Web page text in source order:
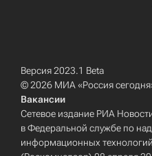
Версия 2023.1 Beta
© 2026 МИА «Россия
Вакансии
Сетевое издание РИА
в Федеральной службе по
информационных